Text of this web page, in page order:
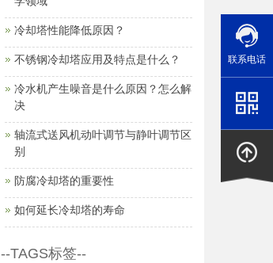
冷却塔性能降低原因？
不锈钢冷却塔应用及特点是什么？
冷水机产生噪音是什么原因？怎么解
决
轴流式送风机动叶调节与静叶调节区
别
防腐冷却塔的重要性
如何延长冷却塔的寿命
--TAGS标签--
联系电话